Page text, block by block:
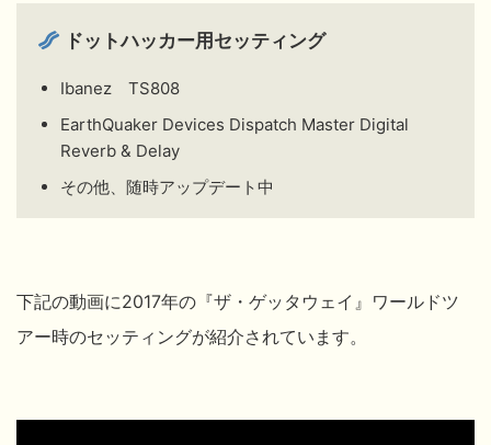
ドットハッカー用セッティング
Ibanez TS808
EarthQuaker Devices Dispatch Master Digital
Reverb & Delay
その他、随時アップデート中
下記の動画に2017年の『ザ・ゲッタウェイ』ワールドツ
アー時のセッティングが紹介されています。